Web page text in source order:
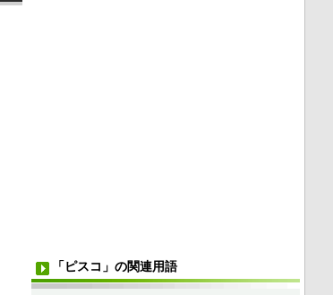
「ピスコ」の関連用語